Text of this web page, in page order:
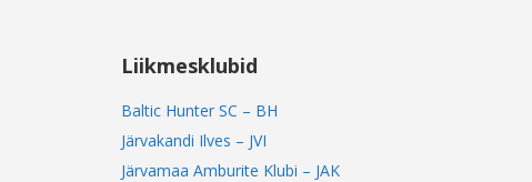
Liikmesklubid
Baltic Hunter SC – BH
Järvakandi Ilves – JVI
Järvamaa Amburite Klubi – JAK